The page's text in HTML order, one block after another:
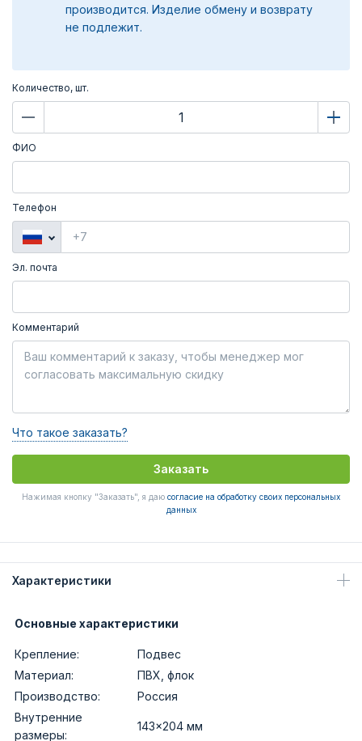
производится. Изделие обмену и возврату
не подлежит.
Количество, шт.
ФИО
Телефон
Эл. почта
Комментарий
Что такое заказать?
Заказать
Нажимая кнопку "Заказать", я даю согласие на обработку своих персональных
данных
Характеристики
Основные характеристики
Крепление:
Подвес
Материал:
ПВХ, флок
Производство:
Россия
Внутренние
размеры:
143x204 мм